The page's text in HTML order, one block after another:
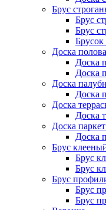
Брус
Брус
Брус
Брусок
Доска
Доска
Доска
Доска
Доска
Доска
Доска
Доска
Доска
Брус
Брус
Брус
Брус
Брус
Брус